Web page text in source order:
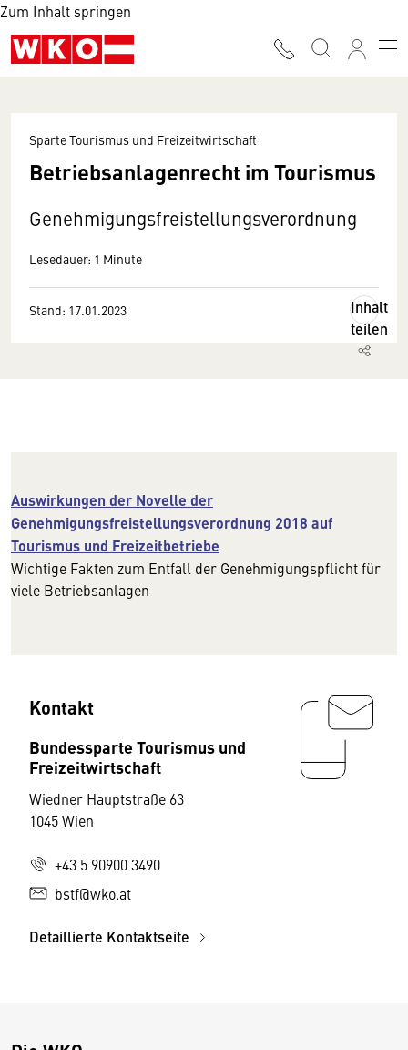
Zum Inhalt springen
Sparte Tourismus und Freizeitwirtschaft
Betriebsanlagenrecht im Tourismus
Genehmigungsfreistellungsverordnung
Lesedauer: 1 Minute
Stand: 17.01.2023
Inhalt
teilen
Auswirkungen der Novelle der
Genehmigungsfreistellungsverordnung 2018 auf
Tourismus und Freizeitbetriebe
Wichtige Fakten zum Entfall der Genehmigungspflicht für
viele Betriebsanlagen
Kontakt
Bundessparte Tourismus und
Freizeitwirtschaft
Wiedner Hauptstraße 63
1045 Wien
+43 5 90900 3490
bstf@wko.at
Detaillierte Kontaktseite